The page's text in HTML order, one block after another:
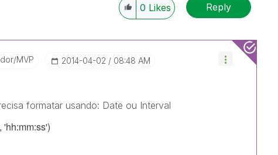
0 Likes Reply
MVP ‎2014-04-02 08:48 AM
formatar usando: Date ou Interval
'hh:mm:ss')